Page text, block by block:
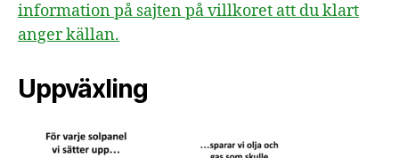
information på sajten på villkoret att du klart
anger källan.
Uppväxling